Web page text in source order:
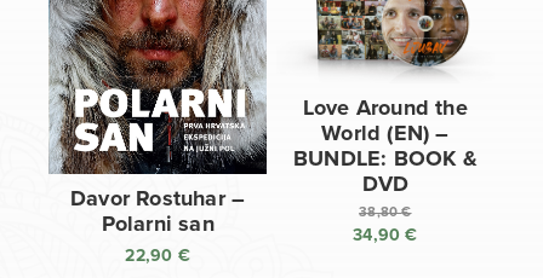
Davor Rostuhar –
Polarni san
22,90 €
Love Around the
World (EN) –
BUNDLE: BOOK &
DVD
38,80€
Izvorna
34,90€